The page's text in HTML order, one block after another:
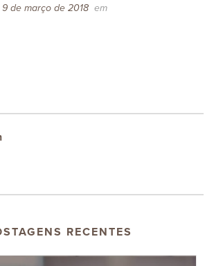
9 de março de 2018 em
RECENTES